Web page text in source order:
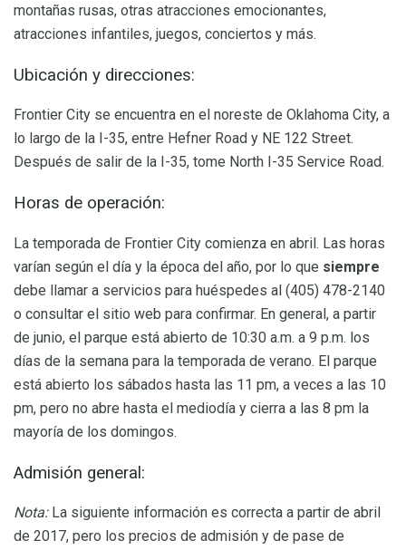
montañas rusas, otras atracciones emocionantes,
atracciones infantiles, juegos, conciertos y más.
Ubicación y direcciones:
Frontier City se encuentra en el noreste de Oklahoma City, a
lo largo de la I-35, entre Hefner Road y NE 122 Street.
Después de salir de la I-35, tome North I-35 Service Road.
Horas de operación:
La temporada de Frontier City comienza en abril. Las horas
varían según el día y la época del año, por lo que siempre
debe llamar a servicios para huéspedes al (405) 478-2140
o consultar el sitio web para confirmar. En general, a partir
de junio, el parque está abierto de 10:30 a.m. a 9 p.m. los
días de la semana para la temporada de verano. El parque
está abierto los sábados hasta las 11 pm, a veces a las 10
pm, pero no abre hasta el mediodía y cierra a las 8 pm la
mayoría de los domingos.
Admisión general:
Nota:La siguiente información es correcta a partir de abril
de 2017, pero los precios de admisión y de pase de